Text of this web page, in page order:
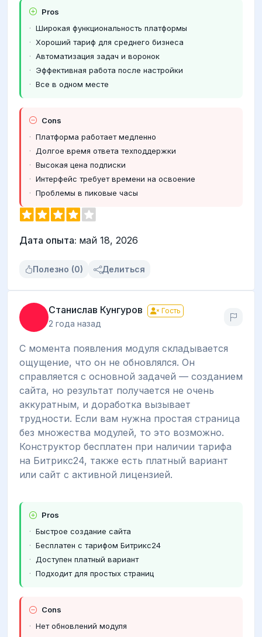
Pros
Широкая функциональность платформы
Хороший тариф для среднего бизнеса
Автоматизация задач и воронок
Эффективная работа после настройки
Все в одном месте
Cons
Платформа работает медленно
Долгое время ответа техподдержки
Высокая цена подписки
Интерфейс требует времени на освоение
Проблемы в пиковые часы
Дата опыта: май 18, 2026
Полезно (0) Делиться
Станислав Кунгуров Гость
2 года назад
С момента появления модуля складывается
ощущение, что он не обновлялся. Он
справляется с основной задачей — созданием
сайта, но результат получается не очень
аккуратным, и доработка вызывает
трудности. Если вам нужна простая страница
без множества модулей, то это возможно.
Конструктор бесплатен при наличии тарифа
на Битрикс24, также есть платный вариант
или сайт с активной лицензией.
Pros
Быстрое создание сайта
Бесплатен с тарифом Битрикс24
Доступен платный вариант
Подходит для простых страниц
Cons
Нет обновлений модуля